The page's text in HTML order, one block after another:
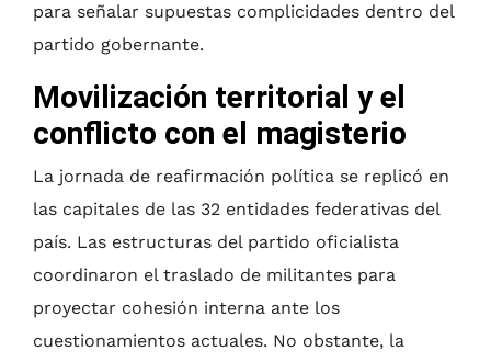
para señalar supuestas complicidades dentro del
partido gobernante.
Movilización territorial y el
conflicto con el magisterio
La jornada de reafirmación política se replicó en
las capitales de las 32 entidades federativas del
país. Las estructuras del partido oficialista
coordinaron el traslado de militantes para
proyectar cohesión interna ante los
cuestionamientos actuales. No obstante, la